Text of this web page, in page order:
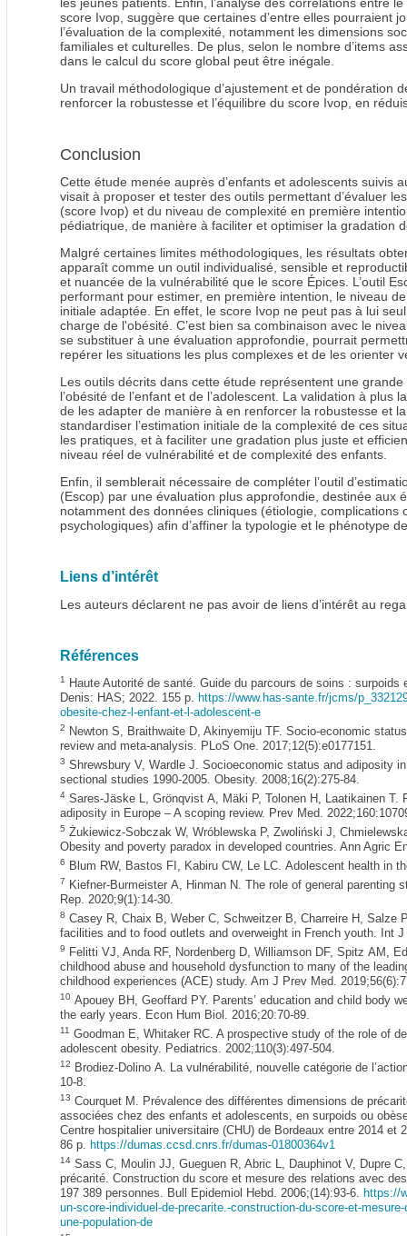
les jeunes patients. Enfin, l’analyse des corrélations entre
score Ivop, suggère que certaines d’entre elles pourraient
l’évaluation de la complexité, notamment les dimensions
familiales et culturelles. De plus, selon le nombre d’items
dans le calcul du score global peut être inégale.
Un travail méthodologique d’ajustement et de pondération
renforcer la robustesse et l’équilibre du score Ivop, en
Conclusion
Cette étude menée auprès d’enfants et adolescents suivis
visait à proposer et tester des outils permettant d’évaluer
(score Ivop) et du niveau de complexité en première
pédiatrique, de manière à faciliter et optimiser la gradation
Malgré certaines limites méthodologiques, les résultats
apparaît comme un outil individualisé, sensible et
et nuancée de la vulnérabilité que le score Épices. L’outil
performant pour estimer, en première intention, le niveau
initiale adaptée. En effet, le score Ivop ne peut pas à lui
charge de l'obésité. C’est bien sa combinaison avec le
se substituer à une évaluation approfondie, pourrait
repérer les situations les plus complexes et de les orienter
Les outils décrits dans cette étude représentent une
l’obésité de l’enfant et de l’adolescent. La validation à
de les adapter de manière à en renforcer la robustesse et
standardiser l’estimation initiale de la complexité de ces
les pratiques, et à faciliter une gradation plus juste et
niveau réel de vulnérabilité et de complexité des enfants.
Enfin, il semblerait nécessaire de compléter l’outil
(Escop) par une évaluation plus approfondie, destinée aux
notamment des données cliniques (étiologie, complications
psychologiques) afin d’affiner la typologie et le phénotype
Liens d’intérêt
Les auteurs déclarent ne pas avoir de liens d’intérêt au
Références
1
Haute Autorité de santé. Guide du parcours de soins : surpoids
Denis: HAS; 2022. 155 p. https://www.has-sante.fr/jcms/
obesite-chez-l-enfant-et-l-adolescent-e
2 Newton S, Braithwaite D, Akinyemiju TF. Socio-economic
review and meta-analysis. PLoS One. 2017;12(5):e0177151.
3 Shrewsbury V, Wardle J. Socioeconomic status and adiposity
sectional studies 1990-2005. Obesity. 2008;16(2):275-84.
4 Sares-Jäske L, Grönqvist A, Mäki P, Tolonen H, Laatikainen
adiposity in Europe – A scoping review. Prev Med.
5 Żukiewicz-Sobczak W, Wróblewska P, Zwoliński J,
Obesity and poverty paradox in developed countries. Ann Agric
6 Blum RW, Bastos FI, Kabiru CW, Le LC. Adolescent health in
7 Kiefner-Burmeister A, Hinman N. The role of general parenting
Rep. 2020;9(1):14-30.
8 Casey R, Chaix B, Weber C, Schweitzer B, Charreire H, Salze
facilities and to food outlets and overweight in French youth. Int
9 Felitti VJ, Anda RF, Nordenberg D, Williamson DF, Spitz AM,
childhood abuse and household dysfunction to many of the
childhood experiences (ACE) study. Am J Prev Med.
10 Apouey BH, Geoffard PY. Parents’ education and child body
the early years. Econ Hum Biol. 2016;20:70-89.
11 Goodman E, Whitaker RC. A prospective study of the role of
adolescent obesity. Pediatrics. 2002;110(3):497-504.
12 Brodiez-Dolino A. La vulnérabilité, nouvelle catégorie de
10‑8.
13 Courquet M. Prévalence des différentes dimensions de
associées chez des enfants et adolescents, en surpoids ou
Centre hospitalier universitaire (CHU) de Bordeaux entre 2014 et
86 p. https://dumas.ccsd.cnrs.fr/dumas-01800364v1
14 Sass C, Moulin JJ, Gueguen R, Abric L, Dauphinot V, Dupre
précarité. Construction du score et mesure des relations avec
197 389 personnes. Bull Epidemiol Hebd. 2006;(14):93-6. https://
un-score-individuel-de-precarite.-construction-du-score-et-
une-population-de